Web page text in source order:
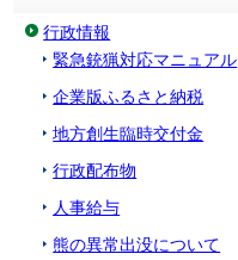
行政情報
緊急銃猟対応マニュアル
企業版ふるさと納税
地方創生臨時交付金
行政配布物
人事給与
熊の異常出没について